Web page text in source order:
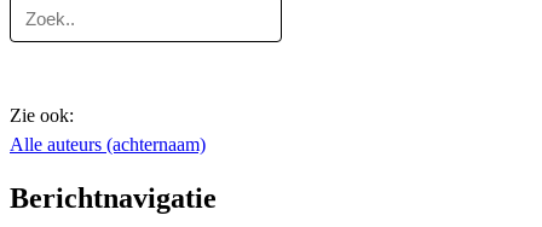
Zie ook:
Alle auteurs (achternaam)
Berichtnavigatie